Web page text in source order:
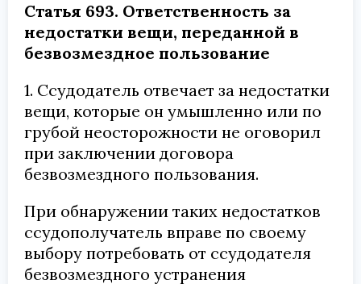
Статья 693. Ответственность за
недостатки вещи, переданной в
безвозмездное пользование
1. Ссудодатель отвечает за недостатки
вещи, которые он умышленно или по
грубой неосторожности не оговорил
при заключении договора
безвозмездного пользования.
При обнаружении таких недостатков
ссудополучатель вправе по своему
выбору потребовать от ссудодателя
безвозмездного устранения